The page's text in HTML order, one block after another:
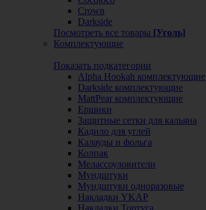
Crown
Darkside
Посмотреть все товары [Уголь]
Комплектующие
Показать подкатегории
Alpha Hookah комплектующие
Darkside комплектующие
MattPear комплектующие
Ершики
Защитные сетки для кальяна
Кадило для углей
Калауды и фольга
Колпак
Мелассоуловители
Мундштуки
Мундштуки одноразовые
Накладки YKAP
Накладки Тортуга